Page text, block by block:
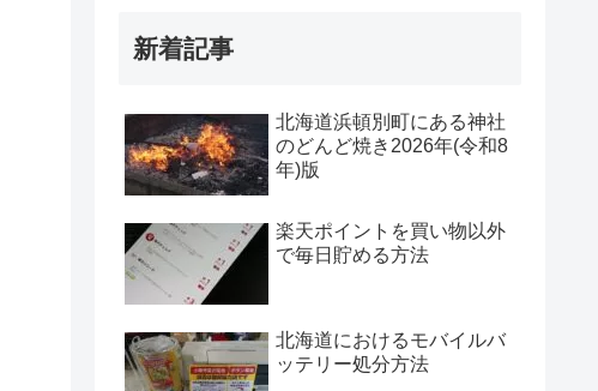
新着記事
北海道浜頓別町にある神社
のどんど焼き2026年(令和8
年)版
楽天ポイントを買い物以外
で毎日貯める方法
北海道におけるモバイルバ
ッテリー処分方法